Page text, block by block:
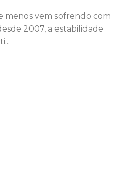
menos vem sofrendo com
2007, a estabilidade